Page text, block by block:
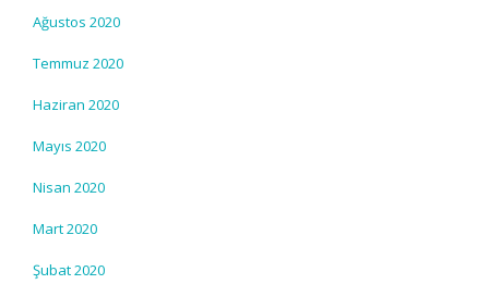
Ağustos 2020
Temmuz 2020
Haziran 2020
Mayıs 2020
Nisan 2020
Mart 2020
Şubat 2020